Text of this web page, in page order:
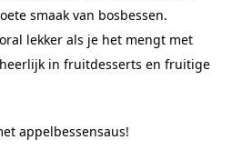
smaak van bosbessen.
lekker als je het mengt met
in fruitdesserts en fruitige
appelbessensaus!